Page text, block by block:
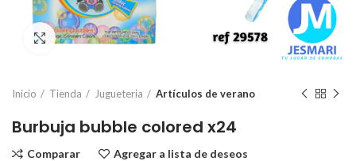
Click para ampliar
Inicio Tienda Jugueteria Artículos de verano
Burbuja bubble colored x24
Comparar Agregar a lista de deseos